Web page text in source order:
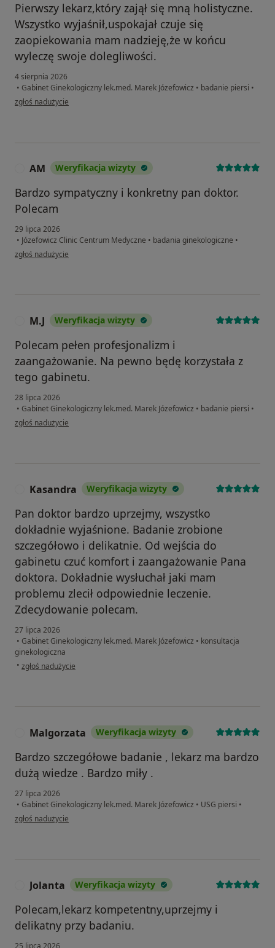
Pierwszy lekarz,który zajął się mną holistyczne.
Wszystko wyjaśnił,uspokajał czuje się
zaopiekowania mam nadzieję,że w końcu
wyleczę swoje dolegliwości.
4 sierpnia 2026
• Gabinet Ginekologiczny lek.med. Marek Józefowicz • badanie piersi •
w opinii użytkownika Agnieszka
zgłoś nadużycie
AM Weryfikacja wizyty
Bardzo sympatyczny i konkretny pan doktor.
Polecam
29 lipca 2026
• Józefowicz Clinic Centrum Medyczne • badania ginekologiczne •
w opinii użytkownika AM
zgłoś nadużycie
M.J Weryfikacja wizyty
Polecam pełen profesjonalizm i
zaangażowanie. Na pewno będę korzystała z
tego gabinetu.
28 lipca 2026
• Gabinet Ginekologiczny lek.med. Marek Józefowicz • badanie piersi •
w opinii użytkownika M.J
zgłoś nadużycie
Kasandra Weryfikacja wizyty
Pan doktor bardzo uprzejmy, wszystko
dokładnie wyjaśnione. Badanie zrobione
szczegółowo i delikatnie. Od wejścia do
gabinetu czuć komfort i zaangażowanie Pana
doktora. Dokładnie wysłuchał jaki mam
problemu zlecił odpowiednie leczenie.
Zdecydowanie polecam.
27 lipca 2026
• Gabinet Ginekologiczny lek.med. Marek Józefowicz • konsultacja
ginekologiczna
• w opinii użytkownika Kasandra
zgłoś nadużycie
Malgorzata Weryfikacja wizyty
Bardzo szczegółowe badanie , lekarz ma bardzo
dużą wiedze . Bardzo miły .
27 lipca 2026
• Gabinet Ginekologiczny lek.med. Marek Józefowicz • USG piersi •
w opinii użytkownika Malgorzata
zgłoś nadużycie
Jolanta Weryfikacja wizyty
Polecam,lekarz kompetentny,uprzejmy i
delikatny przy badaniu.
25 lipca 2026